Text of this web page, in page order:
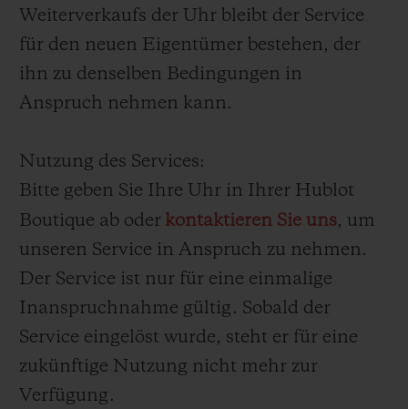
Weiterverkaufs der Uhr bleibt der Service
für den neuen Eigentümer bestehen, der
ihn zu denselben Bedingungen in
Anspruch nehmen kann.
Nutzung des Services:
Bitte geben Sie Ihre Uhr in Ihrer Hublot
Boutique ab oder kontaktieren Sie uns, um
unseren Service in Anspruch zu nehmen.
Der Service ist nur für eine einmalige
Inanspruchnahme gültig. Sobald der
Service eingelöst wurde, steht er für eine
zukünftige Nutzung nicht mehr zur
Verfügung.